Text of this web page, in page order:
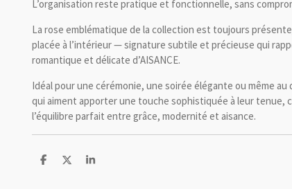
L’organisation reste pratique et fonctionnelle, sans
La rose emblématique de la collection est toujours
placée à l’intérieur — signature subtile et précieuse qui
romantique et délicate d’AISANCE.
Idéal pour une cérémonie, une soirée élégante ou même
qui aiment apporter une touche sophistiquée à leur tenue,
l’équilibre parfait entre grâce, modernité et aisance.
P
P
P